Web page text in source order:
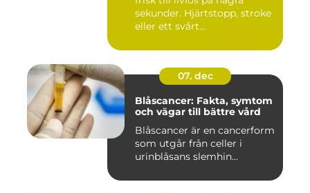
sekunder. Hjärtstopp, stroke
eller ett svårt...
07. dec
Blåscancer: Fakta, symtom
och vägar till bättre vård
Blåscancer är en cancerform
som utgår från celler i
urinblåsans slemhin...